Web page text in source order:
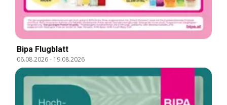
Bipa Flugblatt
06.08.2026- 19.08.2026